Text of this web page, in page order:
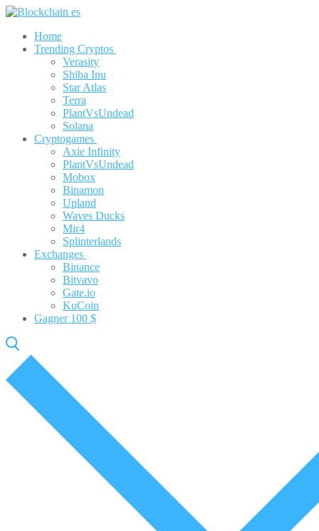
Aller
contenu
Menu
Fermer
Home
Trending Cryptos
Verasity
Shiba Inu
Star Atlas
Terra
PlantVsUndead
Solana
Cryptogames
Axie Infinity
PlantVsUndead
Mobox
Binamon
Upland
Waves Ducks
Mir4
Splinterlands
Exchanges
Binance
Bitvavo
Gate.io
KuCoin
Gagner 100 $